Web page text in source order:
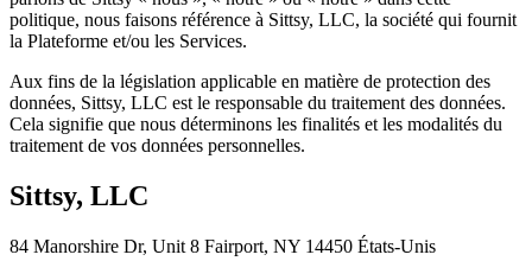
politique, nous faisons référence à Sittsy, LLC, la société qui fournit
la Plateforme et/ou les Services.
Aux fins de la législation applicable en matière de protection des
données, Sittsy, LLC est le responsable du traitement des données.
Cela signifie que nous déterminons les finalités et les modalités du
traitement de vos données personnelles.
Sittsy, LLC
84 Manorshire Dr, Unit 8 Fairport, NY 14450 États-Unis